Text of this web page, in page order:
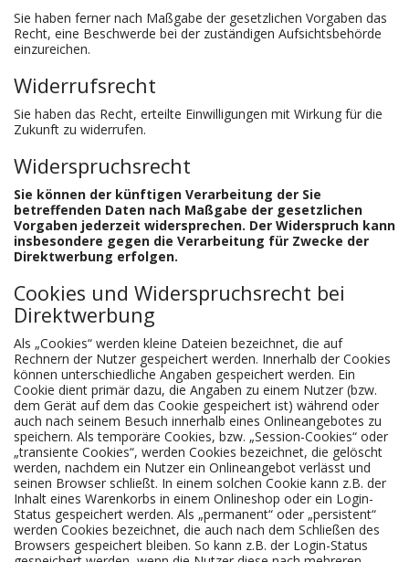
Sie haben ferner nach Maßgabe der gesetzlichen Vorgaben das
Recht, eine Beschwerde bei der zuständigen Aufsichtsbehörde
einzureichen.
Widerrufsrecht
Sie haben das Recht, erteilte Einwilligungen mit Wirkung für die
Zukunft zu widerrufen.
Widerspruchsrecht
Sie können der künftigen Verarbeitung der Sie
betreffenden Daten nach Maßgabe der gesetzlichen
Vorgaben jederzeit widersprechen. Der Widerspruch kann
insbesondere gegen die Verarbeitung für Zwecke der
Direktwerbung erfolgen.
Cookies und Widerspruchsrecht bei
Direktwerbung
Als „Cookies“ werden kleine Dateien bezeichnet, die auf
Rechnern der Nutzer gespeichert werden. Innerhalb der Cookies
können unterschiedliche Angaben gespeichert werden. Ein
Cookie dient primär dazu, die Angaben zu einem Nutzer (bzw.
dem Gerät auf dem das Cookie gespeichert ist) während oder
auch nach seinem Besuch innerhalb eines Onlineangebotes zu
speichern. Als temporäre Cookies, bzw. „Session-Cookies“ oder
„transiente Cookies“, werden Cookies bezeichnet, die gelöscht
werden, nachdem ein Nutzer ein Onlineangebot verlässt und
seinen Browser schließt. In einem solchen Cookie kann z.B. der
Inhalt eines Warenkorbs in einem Onlineshop oder ein Login-
Status gespeichert werden. Als „permanent“ oder „persistent“
werden Cookies bezeichnet, die auch nach dem Schließen des
Browsers gespeichert bleiben. So kann z.B. der Login-Status